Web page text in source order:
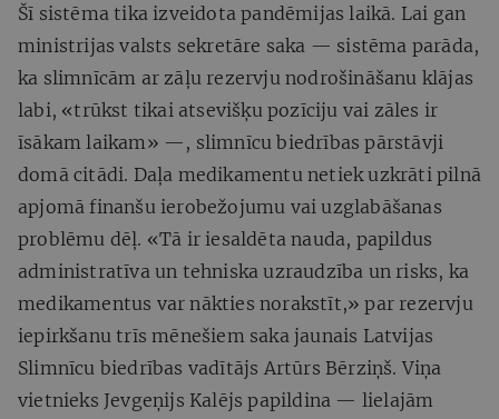
Šī sistēma tika izveidota pandēmijas laikā. Lai gan
ministrijas valsts sekretāre saka — sistēma parāda,
ka slimnīcām ar zāļu rezervju nodrošināšanu klājas
labi, «trūkst tikai atsevišķu pozīciju vai zāles ir
īsākam laikam» —, slimnīcu biedrības pārstāvji
domā citādi. Daļa medikamentu netiek uzkrāti pilnā
apjomā finanšu ierobežojumu vai uzglabāšanas
problēmu dēļ. «Tā ir iesaldēta nauda, papildus
administratīva un tehniska uzraudzība un risks, ka
medikamentus var nākties norakstīt,» par rezervju
iepirkšanu trīs mēnešiem saka jaunais Latvijas
Slimnīcu biedrības vadītājs Artūrs Bērziņš. Viņa
vietnieks Jevgeņijs Kalējs papildina — lielajām